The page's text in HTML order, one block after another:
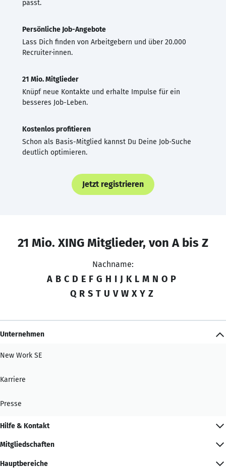
passt.
Persönliche Job-Angebote
Lass Dich finden von Arbeitgebern und über 20.000
Recruiter·innen.
21 Mio. Mitglieder
Knüpf neue Kontakte und erhalte Impulse für ein
besseres Job-Leben.
Kostenlos profitieren
Schon als Basis-Mitglied kannst Du Deine Job-Suche
deutlich optimieren.
Jetzt registrieren
21 Mio. XING Mitglieder, von A bis Z
Nachname:
A B C D E F G H I J K L M N O P
Q R S T U V W X Y Z
Unternehmen
New Work SE
Karriere
Presse
Hilfe & Kontakt
Mitgliedschaften
Hauptbereiche